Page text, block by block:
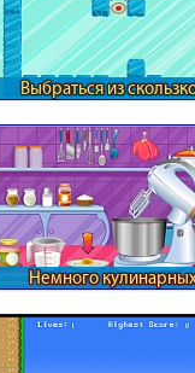
Выбраться из
Немного